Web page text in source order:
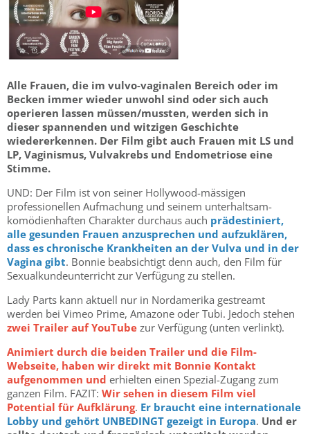
Alle Frauen, die im vulvo-vaginalen Bereich oder im
Becken immer wieder unwohl sind oder sich auch
operieren lassen müssen/mussten, werden sich in
dieser spannenden und witzigen Geschichte
wiedererkennen. Der Film gibt auch Frauen mit LS und
LP, Vaginismus, Vulvakrebs und Endometriose eine
Stimme.
UND: Der Film ist von seiner Hollywood-mässigen
professionellen Aufmachung und seinem unterhaltsam-
komödienhaften Charakter durchaus auch prädestiniert,
alle gesunden Frauen anzusprechen und aufzuklären,
dass es chronische Krankheiten an der Vulva und in der
Vagina gibt. Bonnie beabsichtigt denn auch, den Film für
Sexualkundeunterricht zur Verfügung zu stellen.
Lady Parts kann aktuell nur in Nordamerika gestreamt
werden bei Vimeo Prime, Amazone oder Tubi. Jedoch stehen
zwei Trailer auf YouTube zur Verfügung (unten verlinkt).
Animiert durch die beiden Trailer und die Film-
Webseite, haben wir direkt mit Bonnie Kontakt
aufgenommen und erhielten einen Spezial-Zugang zum
ganzen Film. FAZIT: Wir sehen in diesem Film viel
Potential für Aufklärung. Er braucht eine internationale
Lobby und gehört UNBEDINGT gezeigt in Europa. Und er